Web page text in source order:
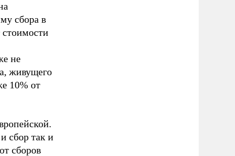
сбора в
стоимости
не
живущего
10% от
сбор так и
сборов